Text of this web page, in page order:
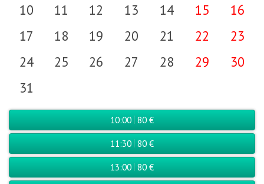
10
11 12 13 14 15
16
17
18 19 20 21 22
23
24
25 26 27 28 29
30
31
10:00 80 €
11:30 80 €
13:00 80 €